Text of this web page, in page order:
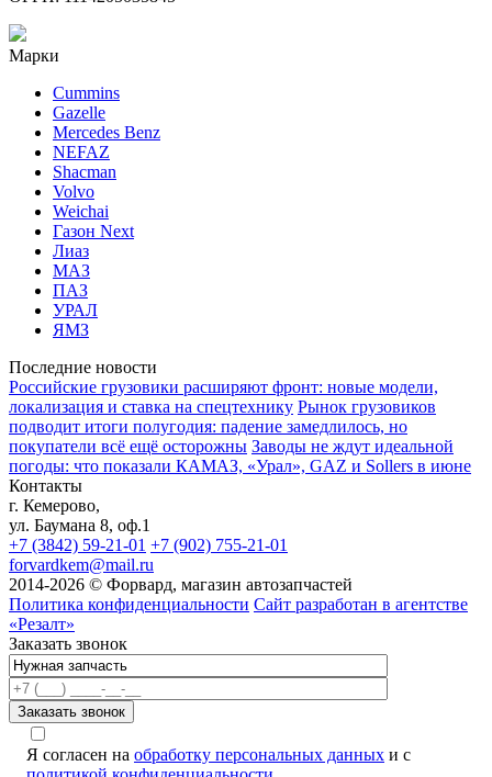
Марки
Cummins
Gazelle
Mercedes Benz
NEFAZ
Shacman
Volvo
Weichai
Газон Next
Лиаз
МАЗ
ПАЗ
УРАЛ
ЯМЗ
Последние новости
Российские грузовики расширяют фронт: новые модели,
локализация и ставка на спецтехнику Рынок грузовиков
подводит итоги полугодия: падение замедлилось, но
покупатели всё ещё осторожны Заводы не ждут идеальной
погоды: что показали КАМАЗ, «Урал», GAZ и Sollers в июне
Контакты
г. Кемерово,
ул. Баумана 8, оф.1
+7 (3842) 59-21-01 +7 (902) 755-21-01
forvardkem@mail.ru
2014-2026 © Форвард, магазин автозапчастей
Политика конфиденциальности Сайт разработан в агентстве
«Резалт»
Заказать звонок
Я согласен на обработку персональных данных и с